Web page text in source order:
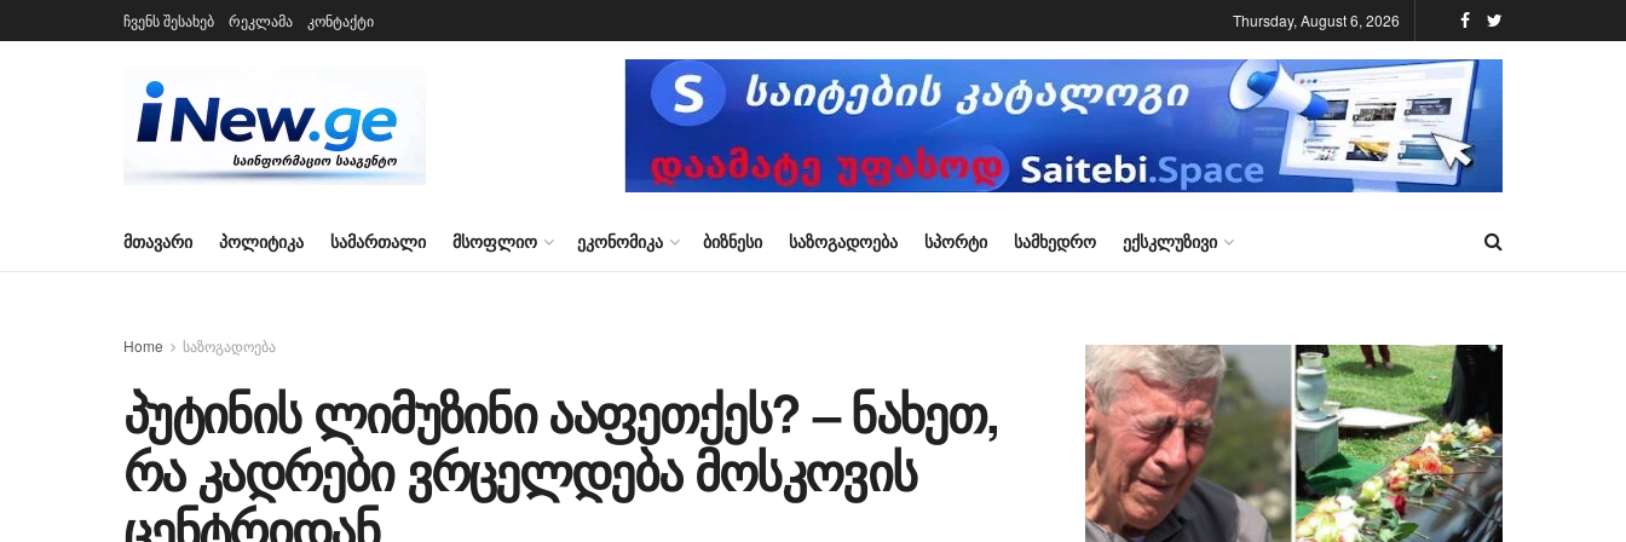
ჩვენს შესახებ რეკლამა კონტაქტი Thursday, August 6, 2026
ᲛᲗᲐᲕᲐᲠᲘ ᲞᲝᲚᲘᲢᲘᲙᲐ ᲡᲐᲛᲐᲠᲗᲐᲚᲘ ᲛᲡᲝᲤᲚᲘᲝ ᲔᲙᲝᲜᲝᲛᲘᲙᲐ ᲑᲘᲖᲜᲔᲡᲘ ᲡᲐᲖᲝᲒᲐᲓᲝᲔᲑᲐ ᲡᲞᲝᲠᲢᲘ ᲡᲐᲛᲮᲔᲓᲠᲝ ᲔᲥᲡᲙᲚᲣᲖᲘᲕᲘ
Home საზოგადოება
პუტინის ლიმუზინი ააფეთქეს? – ნახეთ,
რა კადრები ვრცელდება მოსკოვის